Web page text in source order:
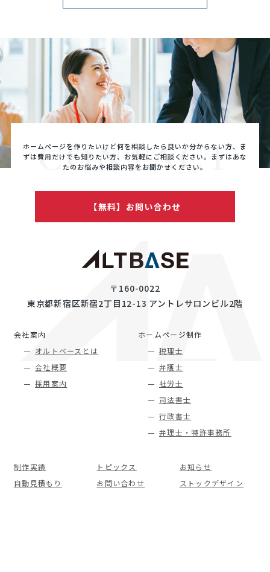
CONTACT
ホームページを作りたいけど何を相談したら良いか分からない方、ま
ずは費用だけでも知りたい方、 お気軽にご相談ください。まずはあな
たのお悩みや相談内容をお聞かせください。
【無料】お問い合わせ
〒160-0022
東京都新宿区新宿2丁目12-13 アントレサロンビル2階
会社案内
オルトベースとは
会社概要
採用案内
ホームページ制作
税理士
弁護士
社労士
司法書士
行政書士
弁理士・特許事務所
制作実績 トピックス
お知らせ
自動見積もり
お問い合わせ ストックデザイン